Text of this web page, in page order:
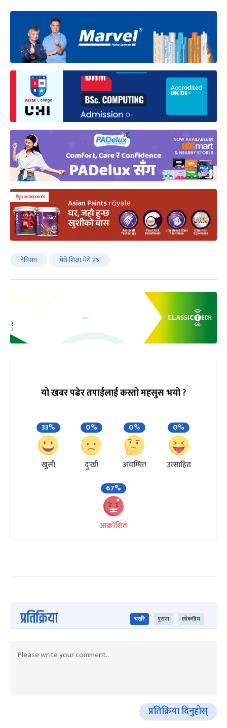
नेविसंघ मेरो शिक्षा मेरो प्रश्न
यो खबर पढेर तपाईलाई कस्तो महसुस भयो ?
33%
खुसी
0%
दुःखी
0%
अचम्मित
0%
उत्साहित
67%
आक्रोशित
प्रतिक्रिया भर्खरै पुराना लोकप्रिय
प्रतिक्रिया दिनुहोस्